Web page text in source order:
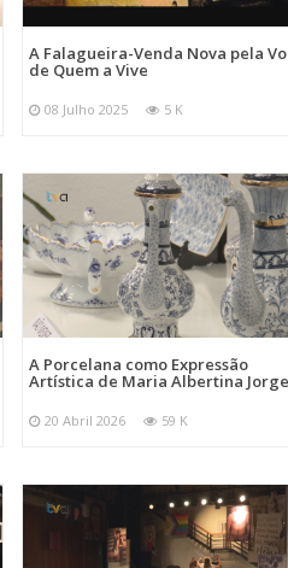
A Falagueira-Venda Nova pela
de Quem a Vive
08 Julho 2025 5 K
A Porcelana como Expressão
Artística de Maria Albertina Jorge
20 Abril 2026 59 K